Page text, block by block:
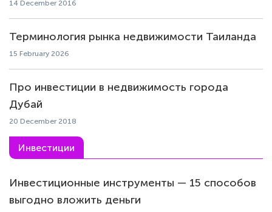
14 December 2016
Терминология рынка недвижимости Таиланда
15 February 2026
Про инвестиции в недвижимость города
Дубай
20 December 2018
Инвестиции
Инвестиционные инструменты — 15 способов
выгодно вложить деньги